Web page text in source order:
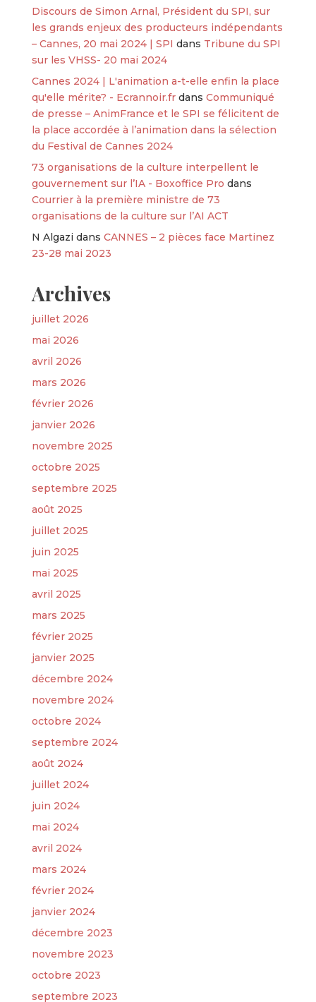
Discours de Simon Arnal, Président du SPI, sur
les grands enjeux des producteurs indépendants
– Cannes, 20 mai 2024 | SPI dans Tribune du SPI
sur les VHSS- 20 mai 2024
Cannes 2024 | L'animation a-t-elle enfin la place
qu'elle mérite? - Ecrannoir.frdans Communiqué
de presse – AnimFrance et le SPI se félicitent de
la place accordée à l’animation dans la sélection
du Festival de Cannes 2024
73 organisations de la culture interpellent le
gouvernement sur l’IA - Boxoffice Pro dans
Courrier à la première ministre de 73
organisations de la culture sur l’AI ACT
N Algazi dans CANNES – 2 pièces face Martinez
23-28 mai 2023
Archives
juillet 2026
mai 2026
avril 2026
mars 2026
février 2026
janvier 2026
novembre 2025
octobre 2025
septembre 2025
août 2025
juillet 2025
juin 2025
mai 2025
avril 2025
mars 2025
février 2025
janvier 2025
décembre 2024
novembre 2024
octobre 2024
septembre 2024
août 2024
juillet 2024
juin 2024
mai 2024
avril 2024
mars 2024
février 2024
janvier 2024
décembre 2023
novembre 2023
octobre 2023
septembre 2023